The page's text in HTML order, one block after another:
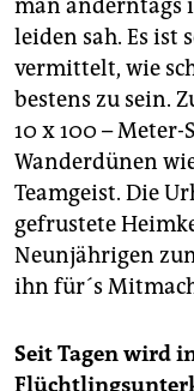
man anderntags
leiden sah. Es ist
vermittelt, wie
bestens zu sein.
10 x 100 –
Wanderdünen
Teamgeist. Die
gefrustete
Neunjährigen
ihn für´s
Seit Tagen wird